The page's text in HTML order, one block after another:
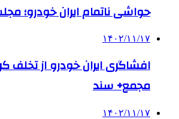
حواشی ناتمام ایران خودرو؛
۱۴۰۲/۱۱/۱۷
افشاگری ایران خودرو از تخلف
مجمع+ سند
۱۴۰۲/۱۱/۱۷